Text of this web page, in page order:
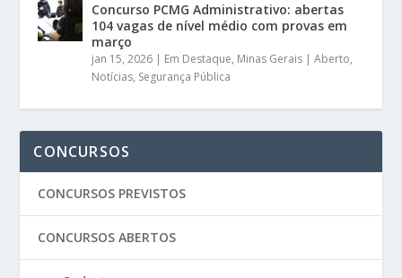
Concurso PCMG Administrativo: abertas
104 vagas de nível médio com provas em
março
jan 15, 2026 | Em Destaque, Minas Gerais | Aberto,
Notícias, Segurança Pública
CONCURSOS
CONCURSOS PREVISTOS
CONCURSOS ABERTOS